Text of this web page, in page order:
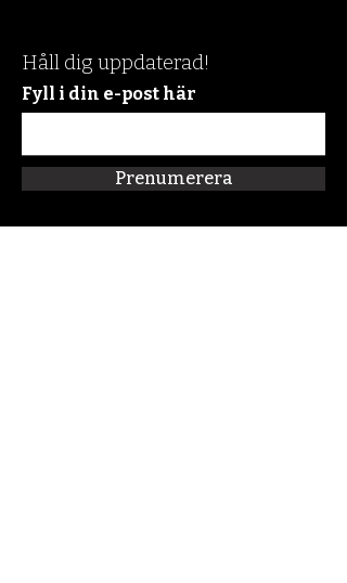
Håll dig uppdaterad!
Fyll i din e-post här
Prenumerera